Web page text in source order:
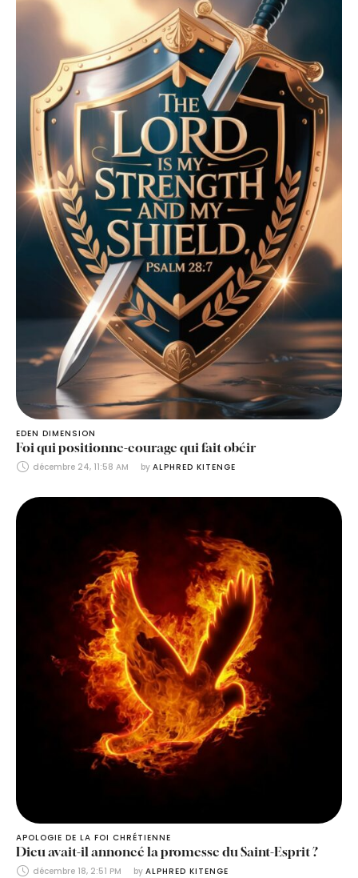
EDEN DIMENSION
Foi qui positionne-courage qui fait obéir
décembre 24, 11:58 AM by ALPHRED KITENGE
APOLOGIE DE LA FOI CHRÉTIENNE
Dieu avait-il annoncé la promesse du Saint-Esprit ?
décembre 18, 2:51 PM by ALPHRED KITENGE